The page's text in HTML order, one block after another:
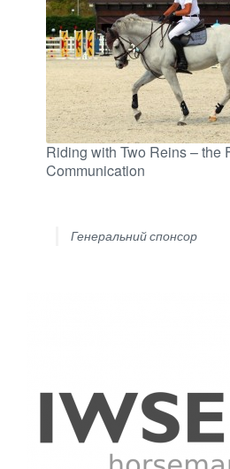
Riding with Two Reins – the
Communication
Генеральний спонсор